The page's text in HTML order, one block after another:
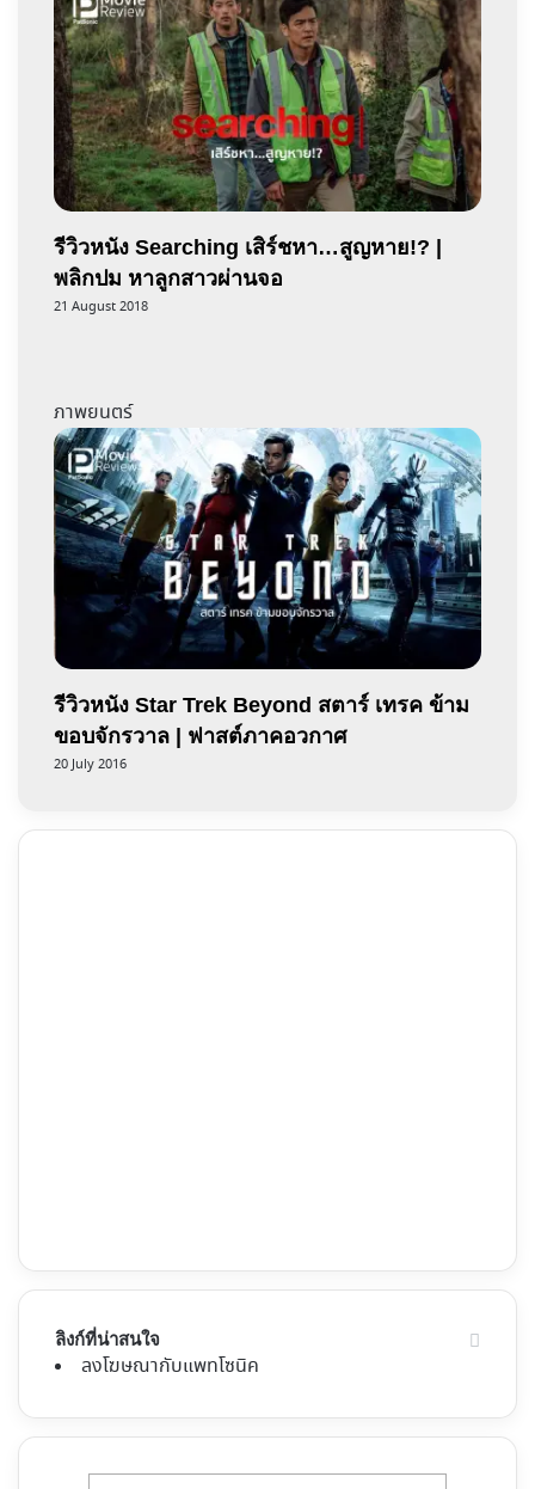
รีวิวหนัง Searching เสิร์ชหา…สูญหาย!? |
พลิกปม หาลูกสาวผ่านจอ
21 August 2018
ภาพยนตร์
รีวิวหนัง Star Trek Beyond สตาร์ เทรค ข้าม
ขอบจักรวาล | ฟาสต์ภาคอวกาศ
20 July 2016
ลิงก์ที่น่าสนใจ
ลงโฆษณากับแพทโซนิค